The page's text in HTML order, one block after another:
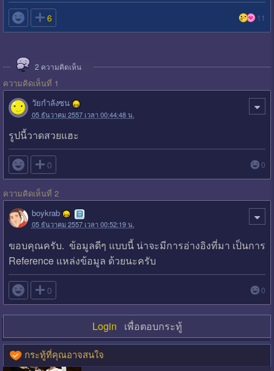
 6 11
2 ความคิดเห็น
ความคิดเห็นที่ 1
วัยกำลังซน
05 ธันวาคม 2557 เวลา 00:44:48 น.
รูปนี้วาดสวยแฮะ
 0 0
ความคิดเห็นที่ 2
boykrab
05 ธันวาคม 2557 เวลา 00:52:19 น.
ขอบคุณครับ. ข้อมูลดีๆ แบบนี้ น่าจะมีการอ่างอิงที่มา เป็นการ
Reference แหล่งข้อมูล ด้วยนะครับ
 0 0
Login เพื่อตอบกระทู้
กระทู้ที่คุณอาจสนใจ